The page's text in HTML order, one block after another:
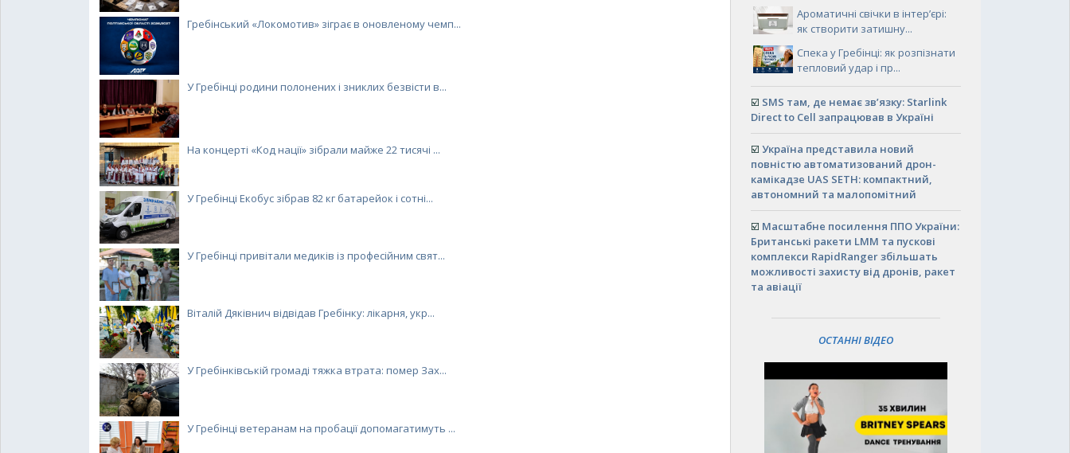
Гребінський «Локомотив» зіграє в оновленому чемп...
У Гребінці родини полонених і зниклих безвісти в...
На концерті «Код нації» зібрали майже 22 тисячі ...
У Гребінці Екобус зібрав 82 кг батарейок і сотні...
У Гребінці привітали медиків із професійним свят...
Віталій Дяківнич відвідав Гребінку: лікарня, укр...
У Гребінківській громаді тяжка втрата: помер Зах...
У Гребінці ветеранам на пробації допомагатимуть ...
Ароматичні свічки в інтер’єрі:
як створити затишну...
Спека у Гребінці: як розпізнати
тепловий удар і пр...
☑️ SMS там, де немає зв’язку: Starlink
Direct to Cell запрацював в Україні
☑️ Україна представила новий
повністю автоматизований дрон-
камікадзе UAS SETH: компактний,
автономний та малопомітний
☑️ Масштабне посилення ППО України:
Британські ракети LMM та пускові
комплекси RapidRanger збільшать
можливості захисту від дронів, ракет
та авіації
ОСТАННІ ВІДЕО